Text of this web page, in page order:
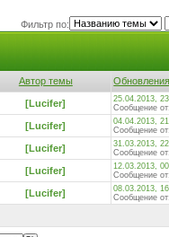
Фильтр по:
Автор темы Обновления
[Lucifer]
25.04.2013,
Сообщение от:
[Lucifer]
04.04.2013,
Сообщение от:
[Lucifer]
31.03.2013,
Сообщение от:
[Lucifer]
12.03.2013,
Сообщение
[Lucifer]
08.03.2013,
Сообщение от: